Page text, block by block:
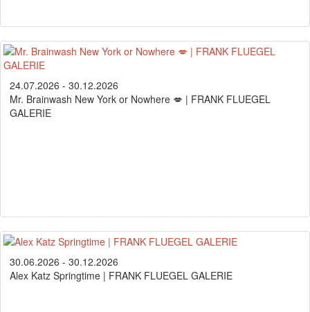
24.07.2026 - 30.12.2026
Mr. Brainwash New York or Nowhere 💋 | FRANK FLUEGEL
GALERIE
30.06.2026 - 30.12.2026
Alex Katz Springtime | FRANK FLUEGEL GALERIE